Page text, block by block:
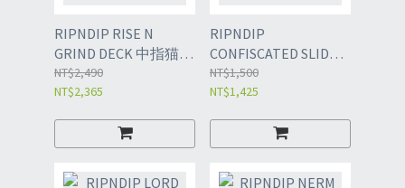
RIPNDIP RISE N
GRIND DECK 中指猫
滑板
NT$2,490
NT$2,365
RIPNDIP
CONFISCATED SLIDES
中指貓 拖鞋
NT$1,500
NT$1,425